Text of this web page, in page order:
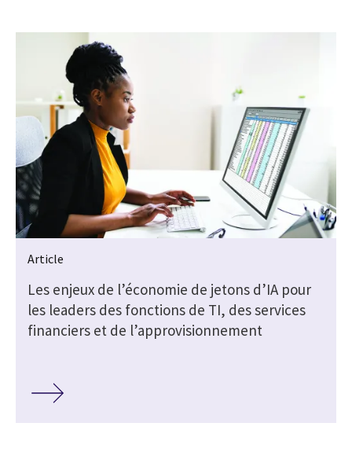
Article
Les enjeux de l’économie de jetons d’IA pour
les leaders des fonctions de TI, des services
financiers et de l’approvisionnement